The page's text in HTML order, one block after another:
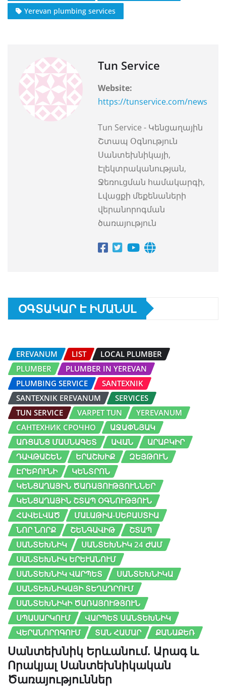
Yerevan plumbing services
Tun Service
Website:
https://tunservice.com/news
Tun Service - Կենցաղային
Շտապ Օգնություն
Սանտեխնիկայի,
Էլեկտրականության,
Ջեռուցման համակարգի,
Լվացքի մեքենաների
վերանորոգման
ծառայություն
ՕԳՏԱԿԱՐ Է ԻՄԱՆՍԼ
EREVANUM LIST
LOCAL PLUMBER
PLUMBER
PLUMBER IN YEREVAN
PLUMBING SERVICE
SANTEXNIK
SANTEXNIK EREVANUM
SERVICES
TUN SERVICE
VARPET TUN
YEREVANUM
САНТЕХНИК СРОЧНО
ԱՋԱՓՆՅԱԿ
ԱՌՑԱՆՑ ՄԱՍՆԱԳԵՏ
ԱՎԱՆ
ԱՐԱԲԿԻՐ
ԴԱՎԹԱՇԵՆ
ԵՐԱՇԽԻՔ
ԶԵՅԹՈՒՆ
ԷՐԵԲՈՒՆԻ
ԿԵՆՏՐՈՆ
ԿԵՆՑԱՂԱՅԻՆ ԾԱՌԱՅՈՒԹՅՈՒՆՆԵՐ
ԿԵՆՑԱՂԱՅԻՆ ՇՏԱՊ ՕԳՆՈՒԹՅՈՒՆ
ՀԱՎԵԼՎԱԾ
ՄԱԼԱԹԻԱ-ՍԵԲԱՍՏԻԱ
ՆՈՐ ՆՈՐՔ
ՇԵՆԳԱՎԻԹ
ՇՏԱՊ
ՍԱՆՏԵԽՆԻԿ
ՍԱՆՏԵԽՆԻԿ 24 ԺԱՄ
ՍԱՆՏԵԽՆԻԿ ԵՐԵՒԱՆՈՒՄ
ՍԱՆՏԵԽՆԻԿ ՎԱՐՊԵՏ
ՍԱՆՏԵԽՆԻԿԱ
ՍԱՆՏԵԽՆԻԿԱՅԻ ՏԵՂԱԴՐՈՒՄ
ՍԱՆՏԵԽՆԻԿԻ ԾԱՌԱՅՈՒԹՅՈՒՆ
ՍՊԱՍԱՐԿՈՒՄ
ՎԱՐՊԵՏ ՍԱՆՏԵԽՆԻԿ
ՎԵՐԱՆՈՐՈԳՈՒՄ
ՏԱՆ ՀԱՄԱՐ ՔԱՆԱՔԵՌ
Սանտեխնիկ Երևանում. Արագ և
Որակյալ Սանտեխնիկական
Ծառայություններ